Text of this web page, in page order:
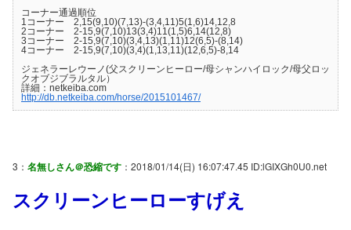
コーナー通過順位
1コーナー 2,15(9,10)(7,13)-(3,4,11)5(1,6)14,12,8
2コーナー 2-15,9(7,10)13(3,4)11(1,5)6,14(12,8)
3コーナー 2-15,9(7,10)(3,4,13)(1,11)12(6,5)-(8,14)
4コーナー 2-15,9(7,10)(3,4)(1,13,11)(12,6,5)-8,14
ジェネラーレウーノ(父スクリーンヒーロー/母シャンハイロック/母父ロッ
クオブジブラルタル）
詳細：netkeiba.com
http://db.netkeiba.com/horse/2015101467/
3： 名無しさん＠恐縮です ：2018/01/14(日) 16:07:47.45 ID:lGIXGh0U0.net
スクリーンヒーローすげえ